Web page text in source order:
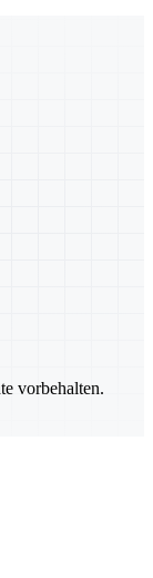
vorbehalten.